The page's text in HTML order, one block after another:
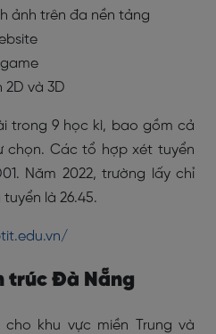
ảnh trên đa nền tảng
2D và 3D
trong 9 học kì, bao gồm cả
Các tổ hợp xét tuyển
Năm 2022, trường lấy chỉ
là 26.45.
trúc Đà Nẵng
khu vực miền Trung và